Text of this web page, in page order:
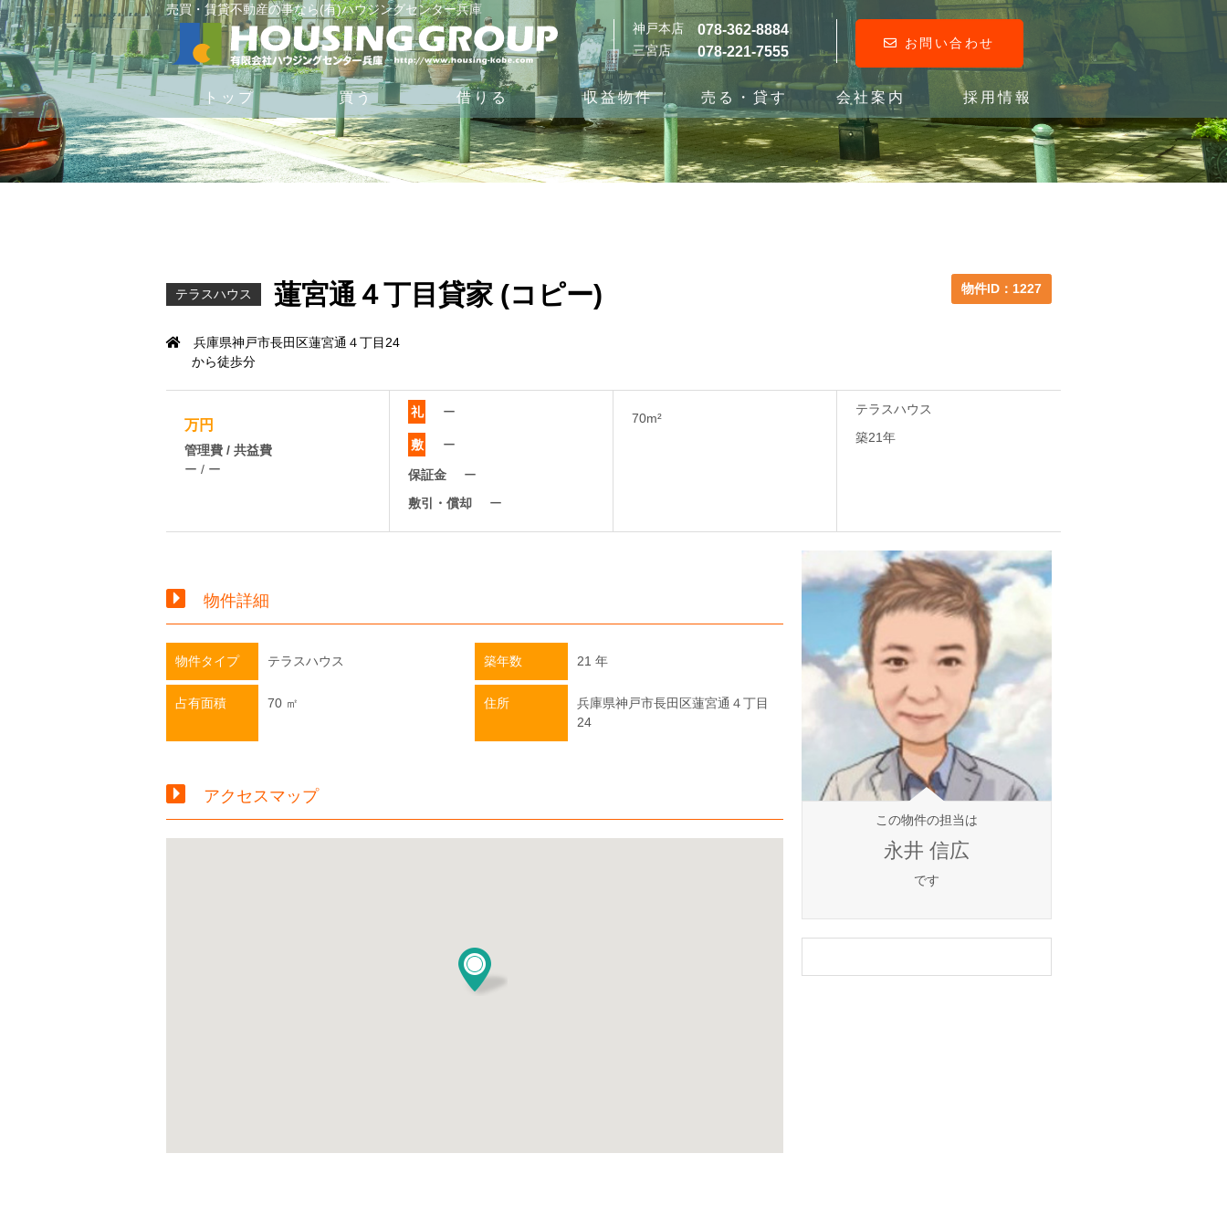
売買・賃貸不動産の事なら(有)ハウジングセンター兵庫
神戸本店
078-362-8884
三宮店 078-221-7555
お問い合わせ
トップ 買う 借りる 収益物件 売る・貸す 会社案内 採用情報
テラスハウス 蓮宮通４丁目貸家 (コピー) 物件ID：1227
兵庫県神戸市長田区蓮宮通４丁目24
から徒歩分
万円
管理費 / 共益費
ー / ー
礼 ー
敷 ー
保証金
ー
敷引・償却
ー
70m²
テラスハウス
築21年
物件詳細
物件タイプ テラスハウス 築年数 21 年
占有面積 70 ㎡ 住所
兵庫県神戸市長田区蓮宮通４丁目
24
アクセスマップ
この物件の担当は
永井 信広
です